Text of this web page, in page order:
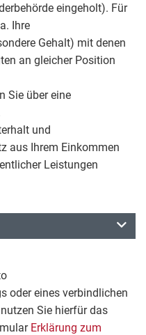
eingeholt). Für
Ihre
Gehalt) mit denen
an gleicher Position
Sie über eine
und
aus Ihrem Einkommen
Leistungen
oder eines verbindlichen
Sie hierfür das
Erklärung zum